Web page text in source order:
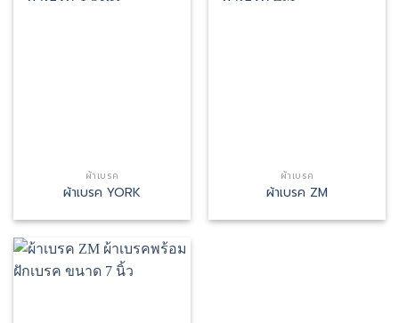
ผ้าเบรค
ผ้าเบรค YORK
ผ้าเบรค
ผ้าเบรค ZM